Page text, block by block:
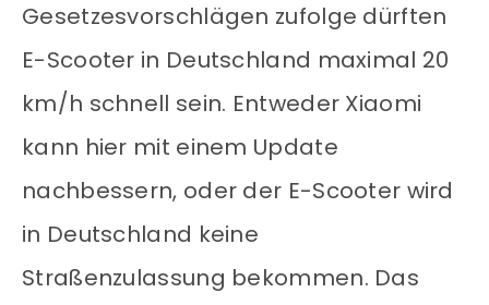
Gesetzesvorschlägen zufolge dürften
E-Scooter in Deutschland maximal 20
km/h schnell sein. Entweder Xiaomi
kann hier mit einem Update
nachbessern, oder der E-Scooter wird
in Deutschland keine
Straßenzulassung bekommen. Das